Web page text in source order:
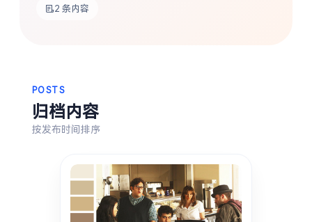
摄影
2 条内容
POSTS
归档内容
按发布时间排序